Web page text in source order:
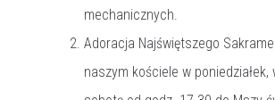
mechanicznych.
Adoracja Najświętszego
naszym kościele w poniedziałek,